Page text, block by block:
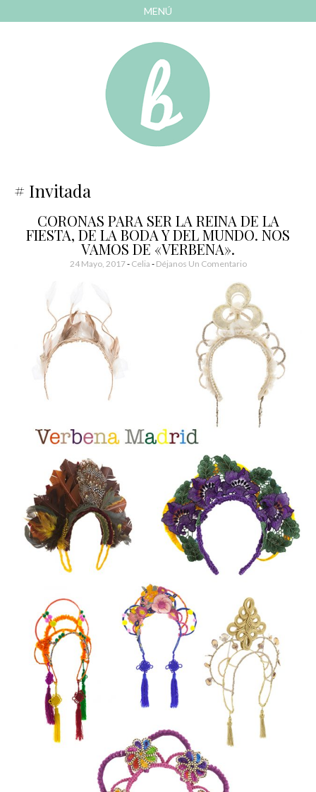
MENÚ
Bonitismos
Invitada
CORONAS PARA SER LA REINA DE LA
FIESTA, DE LA BODA Y DEL MUNDO. NOS
VAMOS DE «VERBENA».
24 Mayo, 2017- Celia Déjanos Un Comentario